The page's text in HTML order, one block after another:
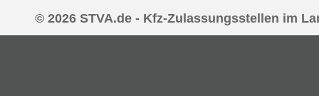
© 2026 STVA.de - Kfz-Zulassungsstellen im